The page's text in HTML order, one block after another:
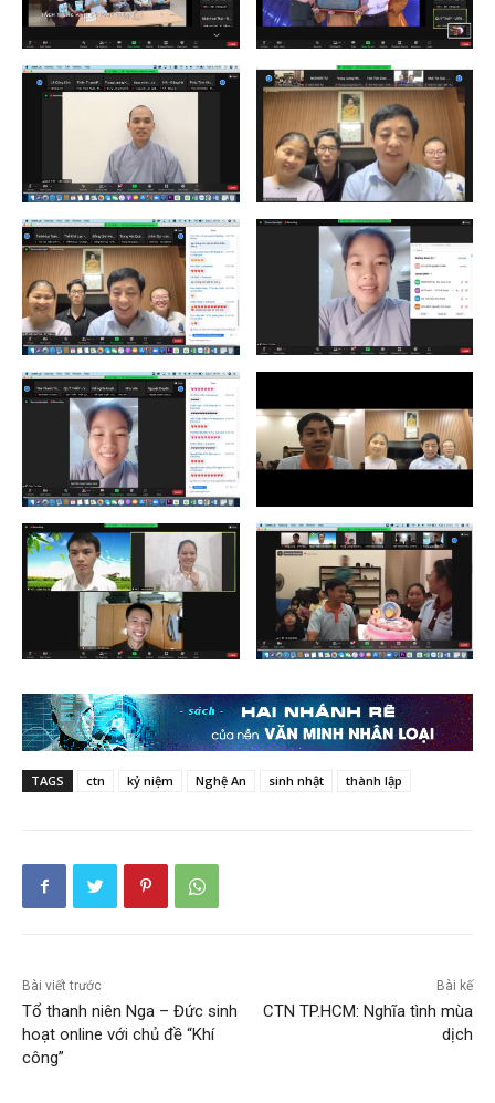
TAGS ctn kỷ niệm Nghệ An sinh nhật thành lập
Bài viết trước
Tổ thanh niên Nga – Đức sinh
hoạt online với chủ đề “Khí
công”
Bài kế
CTN TP.HCM: Nghĩa tình mùa
dịch